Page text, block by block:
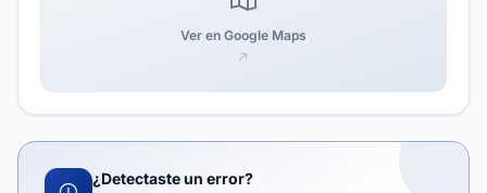
Ver en Google Maps
¿Detectaste un error?